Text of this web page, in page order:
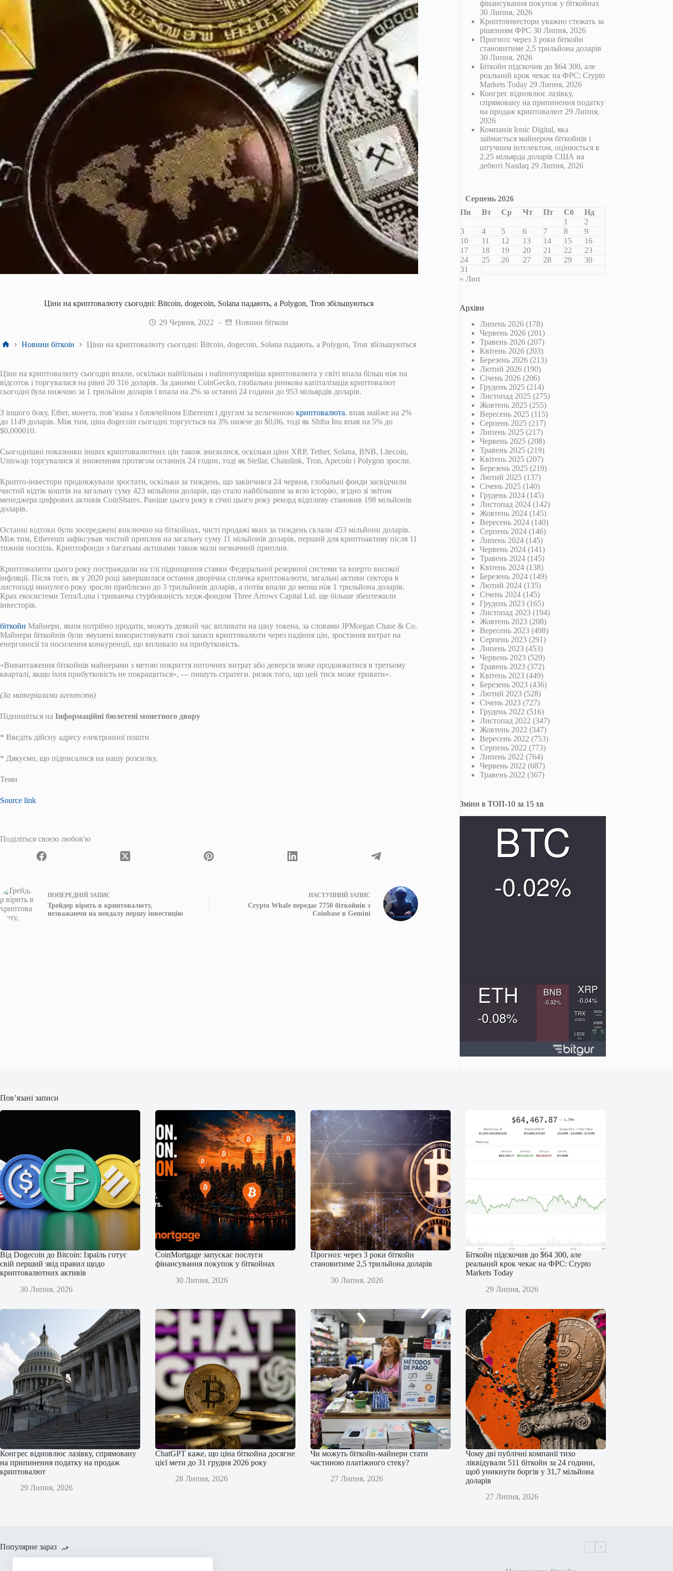
Ціни на криптовалюту сьогодні: Bitcoin, dogecoin, Solana падають, а Polygon, Tron збільшуються
29 Червня, 2022 Новини біткоін
Головна
Новини біткоін Ціни на криптовалюту сьогодні: Bitcoin, dogecoin, Solana падають, а Polygon, Tron збільшуються
Ціни на криптовалюту сьогодні впали, оскільки найбільша і найпопулярніша криптовалюта у світі впала більш ніж на
відсоток і торгувалася на рівні 20 316 доларів. За даними CoinGecko, глобальна ринкова капіталізація криптовалют
сьогодні була нижчою за 1 трильйон доларів і впала на 2% за останні 24 години до 953 мільярдів доларів.
З іншого боку, Ether, монета, пов’язана з блокчейном Ethereum і другим за величиною криптовалюта, впав майже на 2%
до 1149 доларів. Між тим, ціна dogecoin сьогодні торгується на 3% нижче до $0,06, тоді як Shiba Inu впав на 5% до
$0,000010.
Сьогоднішні показники інших криптовалютних цін також знизилися, оскільки ціни XRP, Tether, Solana, BNB, Litecoin,
Uniswap торгувалися зі зниженням протягом останніх 24 годин, тоді як Stellar, Chainlink, Tron, Apecoin і Polygon зросли.
Крипто-інвестори продовжували зростати, оскільки за тиждень, що закінчився 24 червня, глобальні фонди засвідчили
чистий відтік коштів на загальну суму 423 мільйони доларів, що стало найбільшим за всю історію, згідно зі звітом
менеджера цифрових активів CoinShares. Раніше цього року в січні цього року рекорд відпливу становив 198 мільйонів
доларів.
Останні відтоки були зосереджені виключно на біткойнах, чисті продажі яких за тиждень склали 453 мільйони доларів.
Між тим, Ethereum зафіксував чистий приплив на загальну суму 11 мільйонів доларів, перший для криптоактиву після 11
тижнів поспіль. Криптофонди з багатьма активами також мали незначний приплив.
Криптовалюти цього року постраждали на тлі підвищення ставки Федеральної резервної системи та вперто високої
інфляції. Після того, як у 2020 році завершилася остання дворічна сплячка криптовалюти, загальні активи сектора в
листопаді минулого року зросли приблизно до 3 трильйонів доларів, а потім впали до менш ніж 1 трильйона доларів.
Крах екосистеми Terra/Luna і триваюча стурбованість хедж-фондом Three Arrows Capital Ltd. ще більше збентежили
інвесторів.
біткойн Майнери, яким потрібно продати, можуть деякий час впливати на ціну токена, за словами JPMorgan Chase & Co.
Майнери біткойнів були змушені використовувати свої запаси криптовалюти через падіння цін, зростання витрат на
енергоносії та посилення конкуренції, що впливало на прибутковість.
«Вивантаження біткойнів майнерами з метою покриття поточних витрат або деверсія може продовжитися в третьому
кварталі, якщо їхня прибутковість не покращиться», — пишуть стратеги. ризик того, що цей тиск може тривати».
(За матеріалами агентств)
Підпишіться на Інформаційні бюлетені монетного двору
* Введіть дійсну адресу електронної пошти
* Дякуємо, що підписалися на нашу розсилку.
Теми
Source link
Поділіться своєю любов'ю
ПОПЕРЕДНІЙ ЗАПИС
Трейдер вірить в криптовалюту,
незважаючи на невдалу першу інвестицію
НАСТУПНИЙ ЗАПИС
Crypto Whale передає 7750 біткойнів з
Coinbase в Gemini
фінансування покупок у біткойнах
30 Липня, 2026
Криптоінвестори уважно стежать за
рішенням ФРС 30 Липня, 2026
Прогноз: через 3 роки біткойн
становитиме 2,5 трильйона доларів
30 Липня, 2026
Біткойн підскочив до $64 300, але
реальний крок чекає на ФРС: Crypto
Markets Today 29 Липня, 2026
Конгрес відновлює лазівку,
спрямовану на припинення податку
на продаж криптовалют 29 Липня,
2026
Компанія Ionic Digital, яка
займається майнером біткойнів і
штучним інтелектом, оцінюється в
2,25 мільярда доларів США на
дебюті Nasdaq 29 Липня, 2026
Серпень 2026
Пн
Вт Ср Чт Пт Сб
Нд
1
2
3
4 5 6 7 8
9
10
11 12 13 14 15
16
17
18 19 20 21 22
23
24
25 26 27 28 29
30
31
« Лип
Архіви
Липень 2026 (178)
Червень 2026 (201)
Травень 2026 (207)
Квітень 2026 (203)
Березень 2026 (213)
Лютий 2026 (190)
Січень 2026 (206)
Грудень 2025 (214)
Листопад 2025 (275)
Жовтень 2025 (255)
Вересень 2025 (115)
Серпень 2025 (217)
Липень 2025 (217)
Червень 2025 (208)
Травень 2025 (219)
Квітень 2025 (207)
Березень 2025 (219)
Лютий 2025 (137)
Січень 2025 (140)
Грудень 2024 (145)
Листопад 2024 (142)
Жовтень 2024 (145)
Вересень 2024 (140)
Серпень 2024 (146)
Липень 2024 (145)
Червень 2024 (141)
Травень 2024 (145)
Квітень 2024 (138)
Березень 2024 (149)
Лютий 2024 (135)
Січень 2024 (145)
Грудень 2023 (165)
Листопад 2023 (194)
Жовтень 2023 (208)
Вересень 2023 (498)
Серпень 2023 (291)
Липень 2023 (453)
Червень 2023 (529)
Травень 2023 (372)
Квітень 2023 (449)
Березень 2023 (436)
Лютий 2023 (528)
Січень 2023 (727)
Грудень 2022 (516)
Листопад 2022 (347)
Жовтень 2022 (347)
Вересень 2022 (753)
Серпень 2022 (773)
Липень 2022 (764)
Червень 2022 (687)
Травень 2022 (367)
Зміни в ТОП-10 за 15 хв
Пов’язані записи
Від Dogecoin до Bitcoin: Ізраїль готує
свій перший звід правил щодо
криптовалютних активів
30 Липня, 2026
CoinMortgage запускає послуги
фінансування покупок у біткойнах
30 Липня, 2026
Прогноз: через 3 роки біткойн
становитиме 2,5 трильйона доларів
30 Липня, 2026
Біткойн підскочив до $64 300, але
реальний крок чекає на ФРС: Crypto
Markets Today
29 Липня, 2026
Конгрес відновлює лазівку, спрямовану
на припинення податку на продаж
криптовалют
29 Липня, 2026
ChatGPT каже, що ціна біткойна досягне
цієї мети до 31 грудня 2026 року
28 Липня, 2026
Чи можуть біткойн-майнери стати
частиною платіжного стеку?
27 Липня, 2026
Чому дві публічні компанії тихо
ліквідували 511 біткойн за 24 години,
щоб уникнути боргів у 31,7 мільйона
доларів
27 Липня, 2026
Популярне зараз